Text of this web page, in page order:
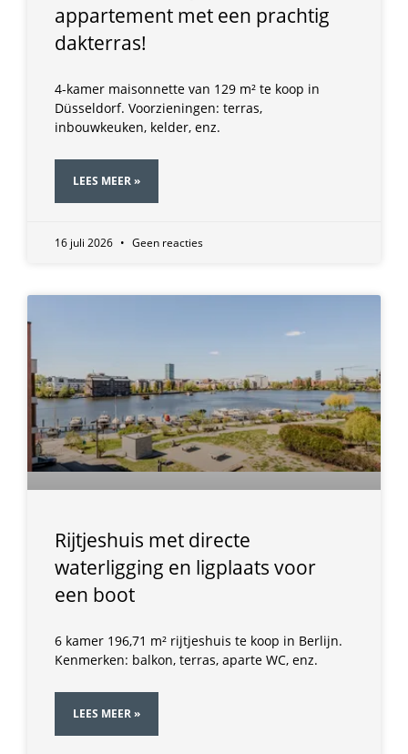
appartement met een prachtig
dakterras!
4-kamer maisonnette van 129 m² te koop in
Düsseldorf. Voorzieningen: terras,
inbouwkeuken, kelder, enz.
LEES MEER »
16 juli 2026 Geen reacties
Rijtjeshuis met directe
waterligging en ligplaats voor
een boot
6 kamer 196,71 m² rijtjeshuis te koop in Berlijn.
Kenmerken: balkon, terras, aparte WC, enz.
LEES MEER »